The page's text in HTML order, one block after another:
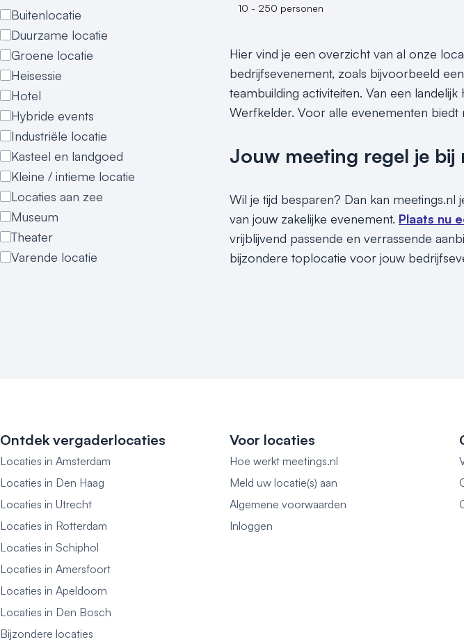
Buitenlocatie
Duurzame locatie
Groene locatie
Heisessie
Hotel
Hybride events
Industriële locatie
Kasteel en landgoed
Kleine / intieme locatie
Locaties aan zee
Museum
Theater
Varende locatie
10 - 250 personen
Hier vind je een overzicht van al onze
bedrijfsevenement, zoals bijvoorbeeld
teambuilding activiteiten. Van een
Werfkelder. Voor alle evenementen
Jouw meeting regel je bij
Wil je tijd besparen? Dan kan
van jouw zakelijke evenement. Plaats nu
vrijblijvend passende en verrassende
bijzondere toplocatie voor jouw
Ontdek vergaderlocaties
Locaties in Amsterdam
Locaties in Den Haag
Locaties in Utrecht
Locaties in Rotterdam
Locaties in Schiphol
Locaties in Amersfoort
Locaties in Apeldoorn
Locaties in Den Bosch
Bijzondere locaties
Voor locaties
Hoe werkt meetings.nl
Meld uw locatie(s) aan
Algemene voorwaarden
Inloggen